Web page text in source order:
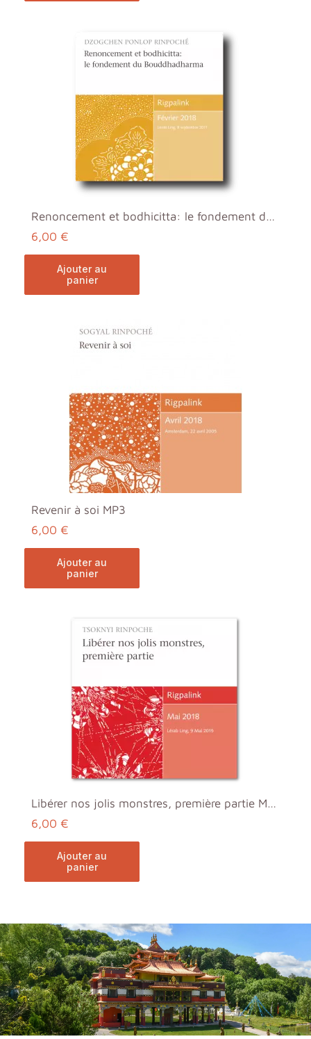
Renoncement et bodhicitta: le fondement du Bouddha...
6,00 €
ajouter au
panier
Revenir à soi MP3
6,00 €
ajouter au
panier
Libérer nos jolis monstres, première partie MP3
6,00 €
ajouter au
panier